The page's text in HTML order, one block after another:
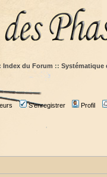
Index du Forum :: Systématique
S'enregistrer Profil